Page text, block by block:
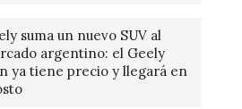
suma un nuevo SUV al
argentino: el Geely
ya tiene precio y llegará en